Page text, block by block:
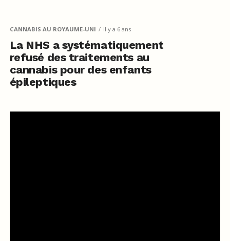
CANNABIS AU ROYAUME-UNI il y a 6 ans
La NHS a systématiquement
refusé des traitements au
cannabis pour des enfants
épileptiques